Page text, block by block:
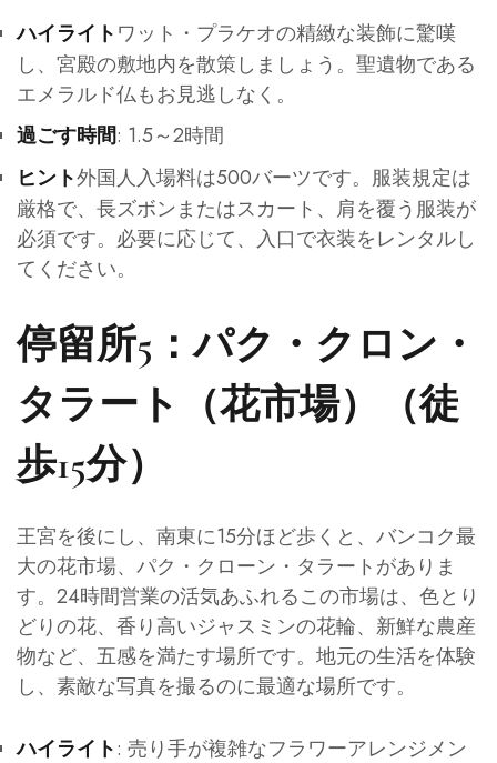
ハイライト ワット・プラケオの精緻な装飾に驚嘆
し、宮殿の敷地内を散策しましょう。聖遺物である
エメラルド仏もお見逃しなく。
過ごす時間: 1.5～2時間
ヒント外国人入場料は500バーツです。服装規定は
厳格で、長ズボンまたはスカート、肩を覆う服装が
必須です。必要に応じて、入口で衣装をレンタルし
てください。
停留所5：パク・クロン・
タラート（花市場）（徒
歩15分）
王宮を後にし、南東に15分ほど歩くと、バンコク最
大の花市場、パク・クローン・タラートがありま
す。24時間営業の活気あふれるこの市場は、色とり
どりの花、香り高いジャスミンの花輪、新鮮な農産
物など、五感を満たす場所です。地元の生活を体験
し、素敵な写真を撮るのに最適な場所です。
ハイライト: 売り手が複雑なフラワーアレンジメン